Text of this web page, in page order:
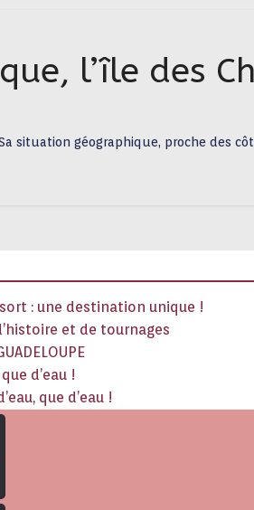
l’île des
situation géographique, proche des
: une destination unique !
et de tournages
d’eau !
que d’eau !